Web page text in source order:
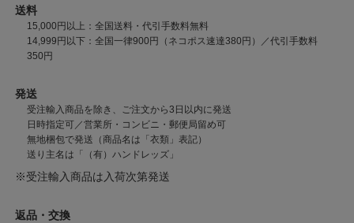
送料
15,000円以上：全国送料・代引手数料無料
14,999円以下：全国一律900円（ネコポス速達380円）／代引手数料
350円
発送
受注輸入商品を除き、ご注文から3日以内に発送
日時指定可／営業所・コンビニ・郵便局留め可
無地梱包で発送（商品名は「衣類」表記）
送り主名は「（有）ハンドレッズ」
※受注輸入商品は入荷次第発送
返品・交換